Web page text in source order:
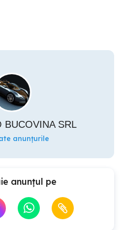
BUCOVINA SRL
anunțurile
anunțul pe